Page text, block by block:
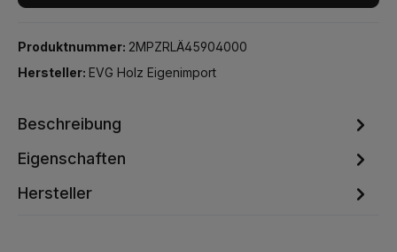
Produktnummer: 2MPZRLÄ45904000
Hersteller: EVG Holz Eigenimport
Beschreibung
Eigenschaften
Hersteller